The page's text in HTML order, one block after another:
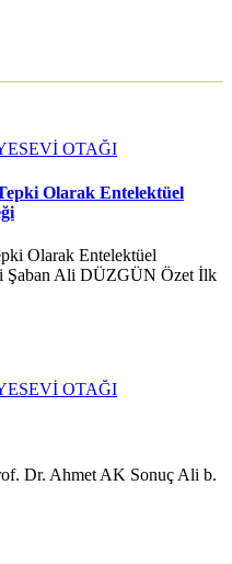
OTAĞI
Olarak Entelektüel
Olarak Entelektüel
Ali DÜZGÜN Özet İlk
OTAĞI
Dr. Ahmet AK Sonuç Ali b.